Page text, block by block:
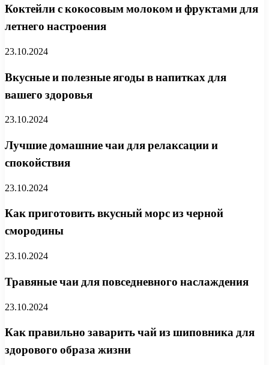
Коктейли с кокосовым молоком и фруктами для
летнего настроения
23.10.2024
Вкусные и полезные ягоды в напитках для
вашего здоровья
23.10.2024
Лучшие домашние чаи для релаксации и
спокойствия
23.10.2024
Как приготовить вкусный морс из черной
смородины
23.10.2024
Травяные чаи для повседневного наслаждения
23.10.2024
Как правильно заварить чай из шиповника для
здорового образа жизни